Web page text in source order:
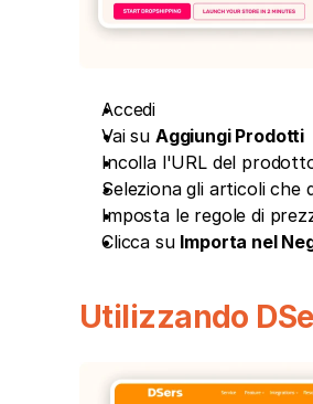
Accedi
Vai su Aggiungi Prodotti
Incolla l'URL del
Seleziona gli articoli che
Imposta le regole di
Clicca su Importa nel
Utilizzando